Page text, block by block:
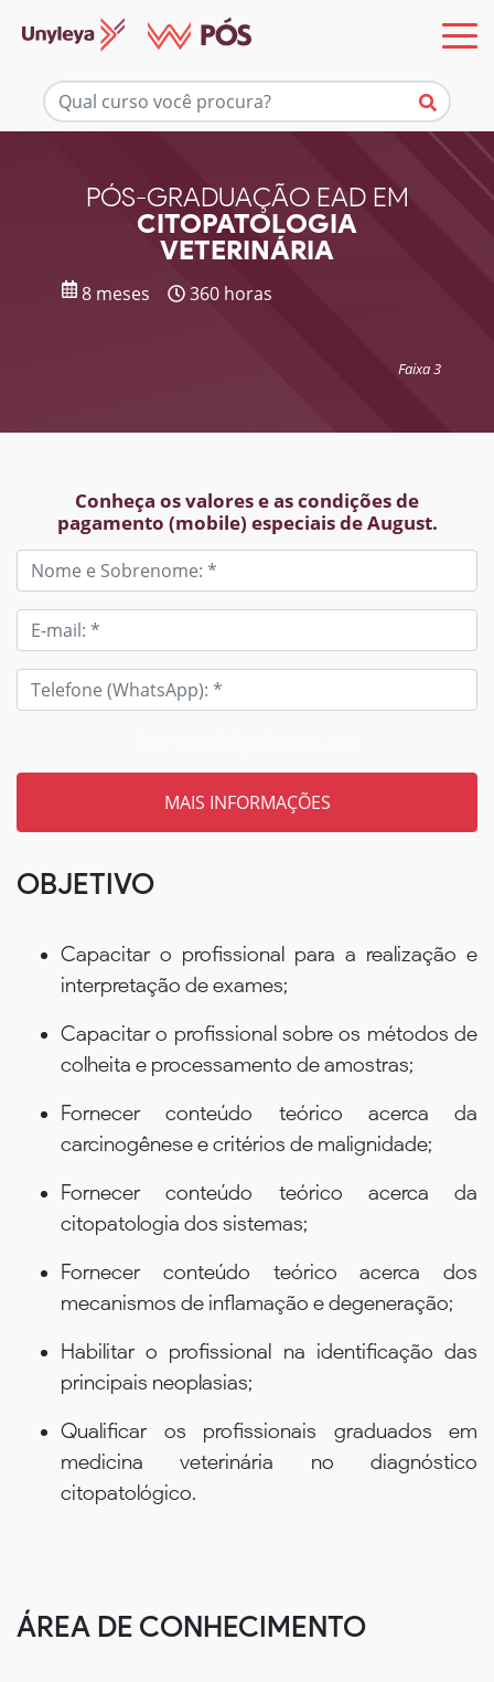
PÓS-GRADUAÇÃO EAD EM
CITOPATOLOGIA
VETERINÁRIA
8 meses 360 horas
Faixa 3
Conheça os valores e as condições de
pagamento (mobile) especiais de August.
Mais informações
OBJETIVO
Capacitar o profissional para a realização e
interpretação de exames;
Capacitar o profissional sobre os métodos de
colheita e processamento de amostras;
Fornecer conteúdo teórico acerca da
carcinogênese e critérios de malignidade;
Fornecer conteúdo teórico acerca da
citopatologia dos sistemas;
Fornecer conteúdo teórico acerca dos
mecanismos de inflamação e degeneração;
Habilitar o profissional na identificação das
principais neoplasias;
Qualificar os profissionais graduados em
medicina veterinária no diagnóstico
citopatológico.
ÁREA DE CONHECIMENTO